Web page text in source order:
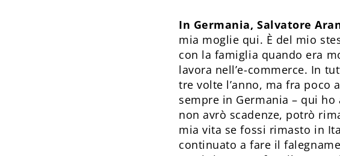
In Germania, Salvatore
mia moglie qui. È del mio
con la famiglia quando era
lavora nell’e-commerce. In
tre volte l’anno, ma fra poco
sempre in Germania – qui
non avrò scadenze, potrò
mia vita se fossi rimasto in
continuato a fare il